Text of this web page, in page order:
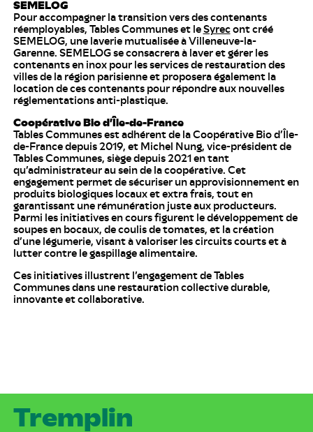
SEMELOG
Pour accompagner la transition vers des contenants
réemployables, Tables Communes et le Syrecont créé
SEMELOG, une laverie mutualisée à Villeneuve-la-
Garenne. SEMELOG se consacrera à laver et gérer les
contenants en inox pour les services de restauration des
villes de la région parisienne et proposera également la
location de ces contenants pour répondre aux nouvelles
réglementations anti-plastique.
Coopérative Bio d’Île-de-France
Tables Communes est adhérent de la Coopérative Bio d’Île-
de-France depuis 2019, et Michel Nung, vice-président de
Tables Communes, siège depuis 2021 en tant
qu’administrateur au sein de la coopérative. Cet
engagement permet de sécuriser un approvisionnement en
produits biologiques locaux et extra frais, tout en
garantissant une rémunération juste aux producteurs.
Parmi les initiatives en cours figurent le développement de
soupes en bocaux, de coulis de tomates, et la création
d’une légumerie, visant à valoriser les circuits courts et à
lutter contre le gaspillage alimentaire.
Ces initiatives illustrent l’engagement de Tables
Communes dans une restauration collective durable,
innovante et collaborative.
Tremplin